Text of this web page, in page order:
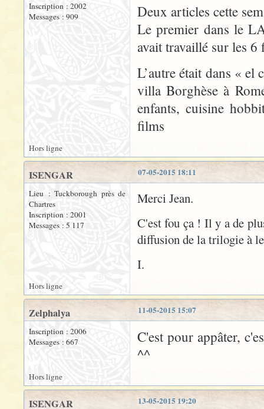
Inscription : 2002
Messages : 909
Deux articles cette
Le premier dans le
avait travaillé sur les
L’autre était dans « el
villa Borghèse à
enfants, cuisine
films
Hors ligne
07-05-2015 18:11
ISENGAR
Lieu : Tuckborough près de
Chartres
Inscription : 2001
Messages : 5 117
Merci Jean.
C'est fou ça ! Il y a de
diffusion de la trilogie à
I.
Hors ligne
11-05-2015 15:07
Zelphalya
Inscription : 2006
Messages : 667
C'est pour appâter,
^^
Hors ligne
13-05-2015 19:20
ISENGAR